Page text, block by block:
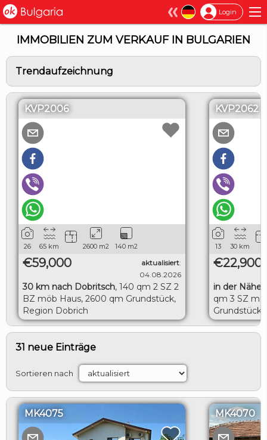
Login ×
IMMOBILIEN ZUM VERKAUF IN BULGARIEN
Trendaufzeichnung
KVP2006
26 65 km 2600 m2 140 m2
€59,000 aktualisiert:
04.08.2026
30 km nach Dobritsch, 140 qm 2 SZ 2
BZ möb Haus, 2600 qm Grundstück,
Region Dobrich
KVP2062
13 30 km
€22,900
in der Nähe
qm 3 SZ
Grundstück,
Toshevo
31 neue Einträge
Sortieren nach
MK4075 MK4070